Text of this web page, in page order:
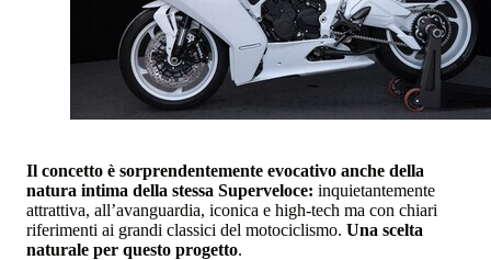
Il concetto è sorprendentemente evocativo anche della
natura intima della stessa Superveloce: inquietantemente
attrattiva, all’avanguardia, iconica e high-tech ma con chiari
riferimenti ai grandi classici del motociclismo. Una scelta
naturale per questo progetto.